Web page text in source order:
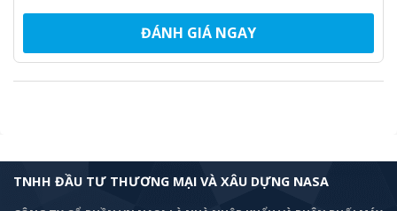
ĐÁNH GIÁ NGAY
TNHH ĐẦU TƯ THƯƠNG MẠI VÀ XÂU DỰNG NASA